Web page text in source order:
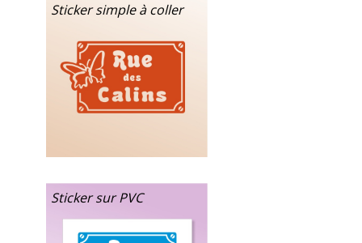
Sticker simple à coller
Sticker sur PVC